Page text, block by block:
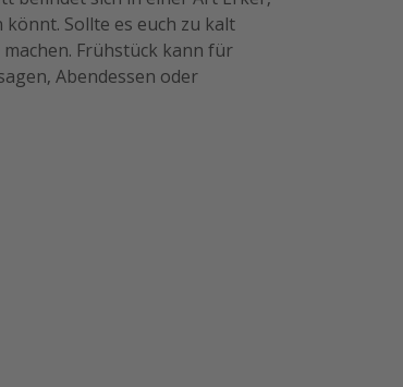
Sollte es euch zu kalt
Frühstück kann für
Abendessen oder